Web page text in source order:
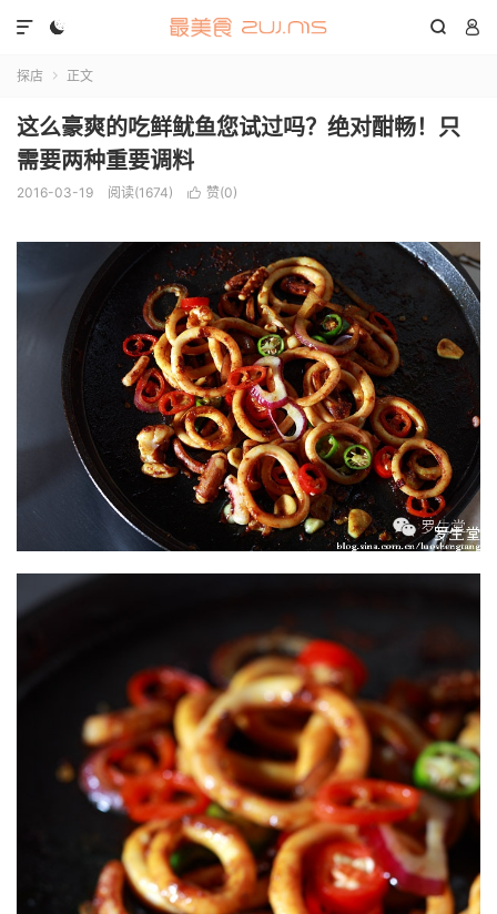
  

探店  正文
这么豪爽的吃鲜鱿鱼您试过吗？绝对酣畅！只
需要两种重要调料
2016-03-19 阅读(1674)  赞(0)